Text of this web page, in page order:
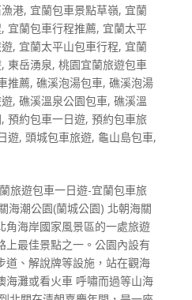
港, 宜蘭包車景點草嶺, 宜蘭
, 宜蘭包車行程推薦, 宜蘭太平
, 宜蘭太平山包車行程, 宜蘭
, 東岳湧泉, 桃園宜蘭旅遊包車
推薦, 礁溪泡湯包車, 礁溪泡湯
, 礁溪溫泉公園包車, 礁溪溫
, 預約包車一日遊, 預約包車旅
遊, 頭城包車旅遊, 龜山島包車,
旅遊包車一日遊-宜蘭包車旅
潮公園(蘭城公園) 北朝海關
角海岸國家風景區的一處旅遊
上最佳景點之一。公園內設有
道、解說牌等設施，站在觀海
海灘或看火車 呼嘯而過等山海